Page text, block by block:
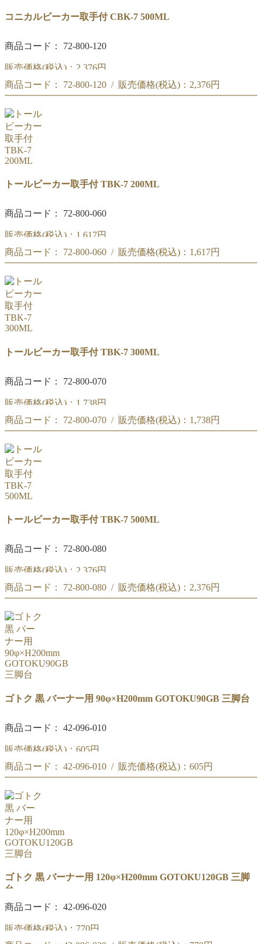
コニカルビーカー取手付 CBK-7 500ML
商品コード： 72-800-120
販売価格(税込)： 2,376円
リカシツ コニカルビーカー取手付 500ML CBK-7
商品コード： 72-800-120 / 販売価格(税込)： 2,376円
リカシツ コニカルビーカー取手付 500ML CBK-7
トールビーカー取手付 TBK-7 200ML
商品コード： 72-800-060
販売価格(税込)： 1,617円
リカシツ トールビーカー取手付 200ML TBK-7
商品コード： 72-800-060 / 販売価格(税込)： 1,617円
リカシツ トールビーカー取手付 200ML TBK-7
トールビーカー取手付 TBK-7 300ML
商品コード： 72-800-070
販売価格(税込)： 1,738円
リカシツ トールビーカー取手付 300ML TBK-7
商品コード： 72-800-070 / 販売価格(税込)： 1,738円
リカシツ トールビーカー取手付 300ML TBK-7
トールビーカー取手付 TBK-7 500ML
商品コード： 72-800-080
販売価格(税込)： 2,376円
リカシツ トールビーカー取手付 500ML TBK-7
商品コード： 72-800-080 / 販売価格(税込)： 2,376円
リカシツ トールビーカー取手付 500ML TBK-7
ゴトク 黒 バーナー用 90φ×H200mm GOTOKU90GB 三脚台
商品コード： 42-096-010
販売価格(税込)： 605円
外径:90Φ
材質:鉄
商品コード： 42-096-010 / 販売価格(税込)： 605円
外径:90Φ
高さ:200mm
材質:鉄
ゴトク 黒 バーナー用 120φ×H200mm GOTOKU120GB 三脚
台
商品コード： 42-096-020
販売価格(税込)： 770円